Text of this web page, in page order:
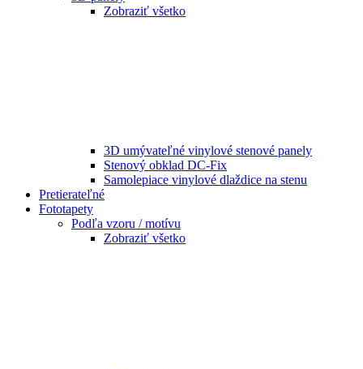
Zobraziť všetko
3D umývateľné vinylové stenové panely
Stenový obklad DC-Fix
Samolepiace vinylové dlaždice na stenu
Pretierateľné
Fototapety
Podľa vzoru / motívu
Zobraziť všetko